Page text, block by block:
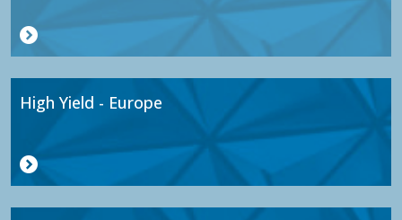
High Yield - Europe